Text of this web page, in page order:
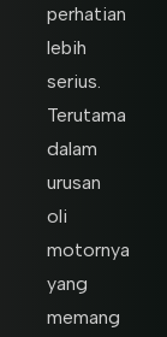
perhatian
lebih
serius.
Terutama
dalam
urusan
oli
motornya
yang
memang